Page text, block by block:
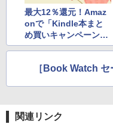
最大12％還元！Amaz
onで「Kindle本まと
め買いキャンペーン」
が実施中
［Book Watch
関連リンク